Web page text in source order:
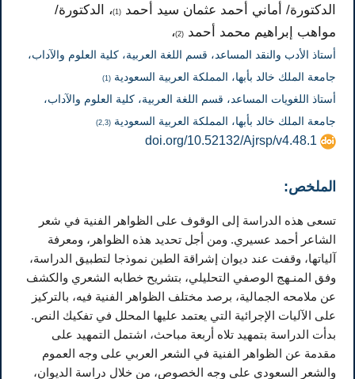
الدكتورة/ أماني أحمد عثمان سيد أحمد (1)
، الدكتورة/
مواهب إبراهيم محمد أحمد (2) ،
أستاذ الأدب والنقد المساعد، قسم اللغة العربية، كلية العلوم والآداب،
جامعة الملك خالد بأبها، المملكة العربية السعودية (1)
أستاذ اللغويات المساعد، قسم اللغة العربية، كلية العلوم والآداب،
جامعة الملك خالد بأبها، المملكة العربية السعودية (2,3)
doi.org/10.52132/Ajrsp/v4.48.1
الملخص:
تسعى هذه الدراسة إلى الوقوف على الظواهر الفنية في شعر
الشاعر أحمد عسيري. ومن أجل تحديد هذه الظواهر، ومعرفة
آلياتها، وقفت عند ديوان إشراقة الطين نموذجا لتطبيق الدراسة،
وفق المنـهج الوصفي التحليلي، بتشريح خطابه الشعري والكشف
عن ملامحه الجمالية، برصد مختلف الظواهر الفنية فيه، بالتركيز
على الآليات الإجرائية التي يعتمد عليها المحلل في تفكيك النص.
بدأت الدراسة بتمهيد تلاه أربعة مباحث، اشتمل التمهيد على
مقدمة عن الظواهر الفنية في الشعر العربي على وجه العموم
والشعر السعودي على وجه الخصوص، من خلال دراسة الديوان،